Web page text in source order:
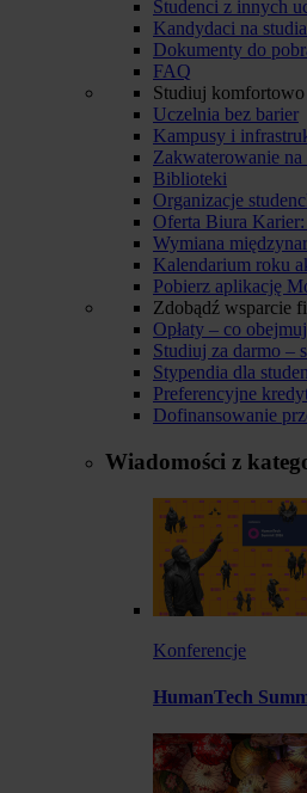
Studenci z innych
Kandydaci na
Dokumenty do
FAQ
Studiuj komfortowo
Uczelnia bez barier
Kampusy i
Zakwaterowanie na
Biblioteki
Organizacje
Oferta Biura
Wymiana
Kalendarium roku
Pobierz aplikację
Zdobądź wsparcie
Opłaty – co
Studiuj za darmo –
Stypendia dla
Preferencyjne
Dofinansowanie
Wiadomości z
Konferencje
HumanTech